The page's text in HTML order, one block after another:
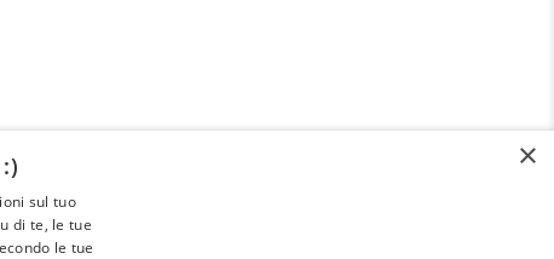
×
sul tuo
di te, le tue
le tue